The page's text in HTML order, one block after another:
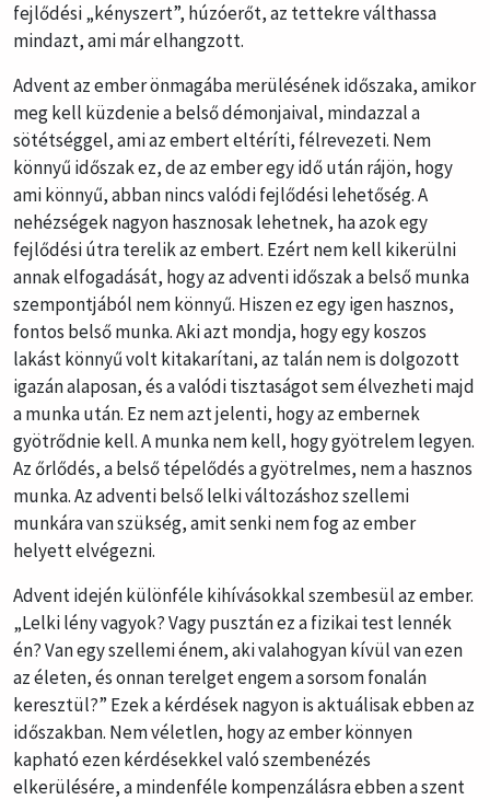
fejlődési „kényszert”, húzóerőt, az tettekre válthassa
mindazt, ami már elhangzott.
Advent az ember önmagába merülésének időszaka, amikor
meg kell küzdenie a belső démonjaival, mindazzal a
sötétséggel, ami az embert eltéríti, félrevezeti. Nem
könnyű időszak ez, de az ember egy idő után rájön, hogy
ami könnyű, abban nincs valódi fejlődési lehetőség. A
nehézségek nagyon hasznosak lehetnek, ha azok egy
fejlődési útra terelik az embert. Ezért nem kell kikerülni
annak elfogadását, hogy az adventi időszak a belső munka
szempontjából nem könnyű. Hiszen ez egy igen hasznos,
fontos belső munka. Aki azt mondja, hogy egy koszos
lakást könnyű volt kitakarítani, az talán nem is dolgozott
igazán alaposan, és a valódi tisztaságot sem élvezheti majd
a munka után. Ez nem azt jelenti, hogy az embernek
gyötrődnie kell. A munka nem kell, hogy gyötrelem legyen.
Az őrlődés, a belső tépelődés a gyötrelmes, nem a hasznos
munka. Az adventi belső lelki változáshoz szellemi
munkára van szükség, amit senki nem fog az ember
helyett elvégezni.
Advent idején különféle kihívásokkal szembesül az ember.
„Lelki lény vagyok? Vagy pusztán ez a fizikai test lennék
én? Van egy szellemi énem, aki valahogyan kívül van ezen
az életen, és onnan terelget engem a sorsom fonalán
keresztül?” Ezek a kérdések nagyon is aktuálisak ebben az
időszakban. Nem véletlen, hogy az ember könnyen
kapható ezen kérdésekkel való szembenézés
elkerülésére, a mindenféle kompenzálásra ebben a szent